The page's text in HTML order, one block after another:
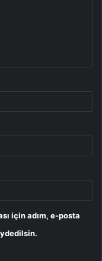
için adım, e-posta